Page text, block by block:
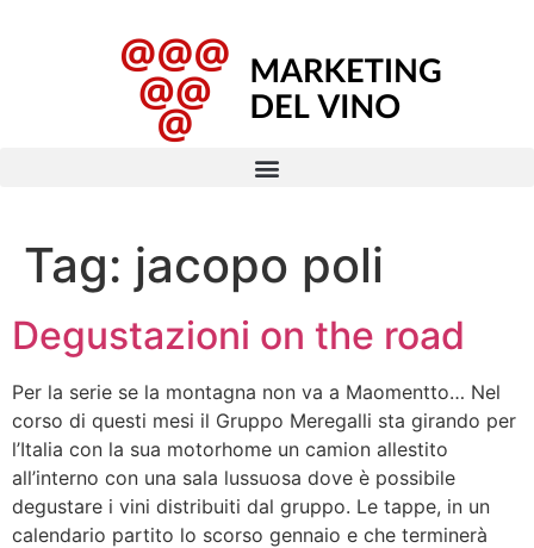
Tag: jacopo poli
Degustazioni on the road
Per la serie se la montagna non va a Maomentto… Nel
corso di questi mesi il Gruppo Meregalli sta girando per
l’Italia con la sua motorhome un camion allestito
all’interno con una sala lussuosa dove è possibile
degustare i vini distribuiti dal gruppo. Le tappe, in un
calendario partito lo scorso gennaio e che terminerà